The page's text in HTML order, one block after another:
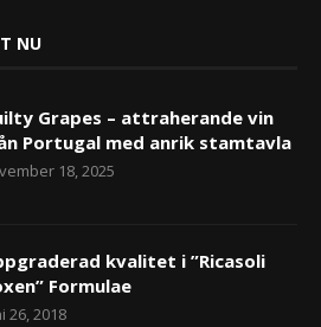
NU
Grapes – attraherande vin
Portugal med anrik stamtavla
18, 2025
kvalitet i ”Ricasoli
Formulae
26, 2018